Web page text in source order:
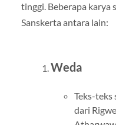
tinggi. Beberapa karya
Sanskerta antara lain:
Weda
Teks-teks
dari